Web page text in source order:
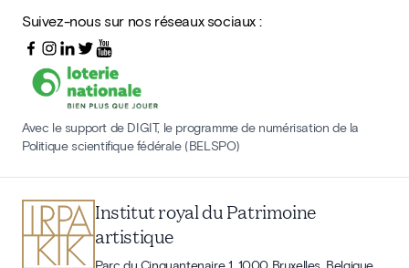
Suivez-nous sur nos réseaux sociaux :
Avec le support de DIGIT, le programme de numérisation de la
Politique scientifique fédérale (BELSPO)
Institut royal du Patrimoine
artistique
Parc du Cinquantenaire 1, 1000 Bruxelles, Belgique